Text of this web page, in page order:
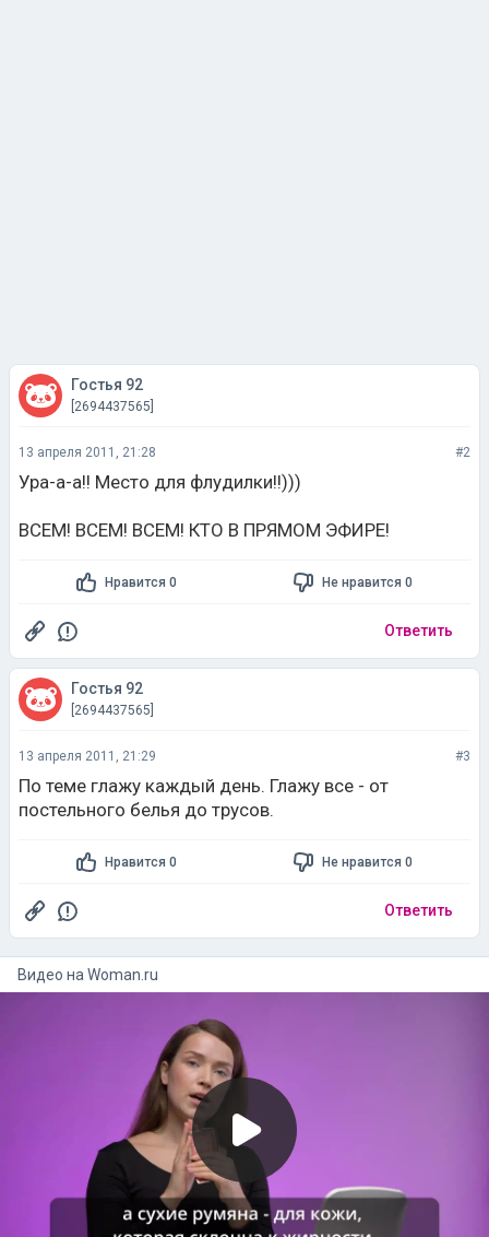
Гостья 92
[2694437565]
13 апреля 2011, 21:28 #2
Ура-а-а!! Место для флудилки!!)))
ВСЕМ! ВСЕМ! ВСЕМ! КТО В ПРЯМОМ ЭФИРЕ!
Нравится 0 Не нравится 0
Ответить
Гостья 92
[2694437565]
13 апреля 2011, 21:29 #3
По теме глажу каждый день. Глажу все - от
постельного белья до трусов.
Нравится 0 Не нравится 0
Ответить
Видео на woman.ru